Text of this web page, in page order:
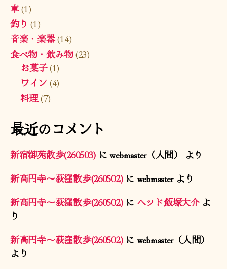
車(1)
釣り (1)
音楽・楽器(14)
食べ物・飲み物(23)
お菓子(1)
ワイン (4)
料理(7)
最近のコメント
新宿御苑散歩(260503) にwebmaster（人間）
より
新高円寺〜荻窪散歩(260502)に webmasterより
新高円寺〜荻窪散歩(260502)に ヘッド飯塚大介よ
り
新高円寺〜荻窪散歩(260502)に webmaster（人間）
より